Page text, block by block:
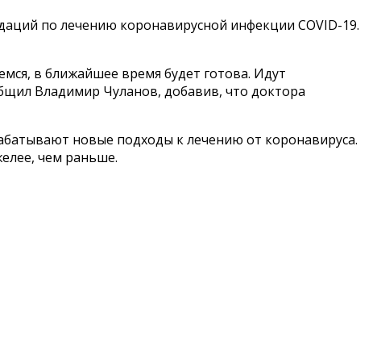
по лечению коронавирусной инфекции COVID-19.
в ближайшее время будет готова. Идут
Владимир Чуланов, добавив, что доктора
новые подходы к лечению от коронавируса.
чем раньше.